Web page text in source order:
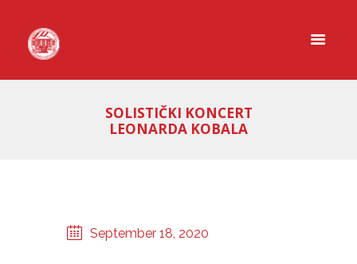
SOLISTIČKI KONCERT
LEONARDA KOBALA
September 18, 2020